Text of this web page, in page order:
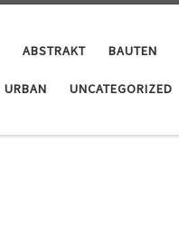
ABSTRAKT BAUTEN
URBAN UNCATEGORIZED